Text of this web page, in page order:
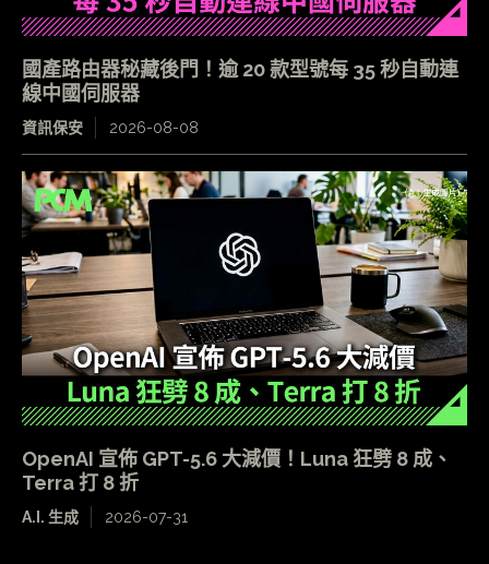
國產路由器秘藏後門！逾 20 款型號每 35 秒自動連
線中國伺服器
資訊保安 2026-08-08
OpenAI 宣佈 GPT-5.6 大減價！Luna 狂劈 8 成、
Terra 打 8 折
A.I. 生成 2026-07-31